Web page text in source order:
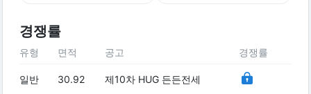
경쟁률
유형 면적 공고 경쟁률
일반 30.92 제10차 HUG 든든전세